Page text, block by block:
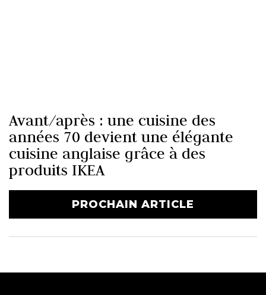
Avant/après : une cuisine des
années 70 devient une élégante
cuisine anglaise grâce à des
produits IKEA
PROCHAIN ARTICLE